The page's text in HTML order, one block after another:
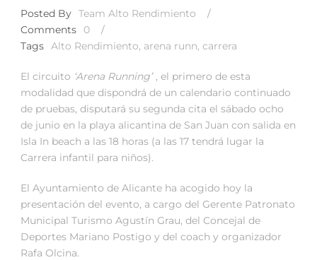
Posted By Team Alto Rendimiento
/
Comments
0
/
Tags Alto Rendimiento, arena runn, carrera
El circuito ‘Arena Running’ , el primero de esta
modalidad que dispondrá de un calendario continuado
de pruebas, disputará su segunda cita el sábado ocho
de junio en la playa alicantina de San Juan con salida en
Isla In beach a las 18 horas (a las 17 tendrá lugar la
Carrera infantil para niños).
El Ayuntamiento de Alicante ha acogido hoy la
presentación del evento, a cargo del Gerente Patronato
Municipal Turismo Agustín Grau, del Concejal de
Deportes Mariano Postigo y del coach y organizador
Rafa Olcina.